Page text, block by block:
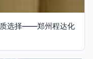
质选择——郑州程达化